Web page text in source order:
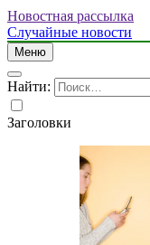
Новостная рассылка
Случайные новости
Меню
Найти:
Заголовки